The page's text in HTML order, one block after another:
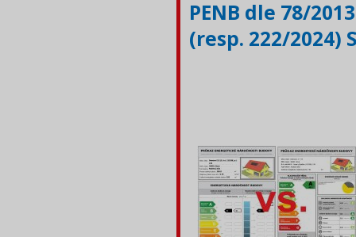
PENB dle 78/
(resp. 222/2024)